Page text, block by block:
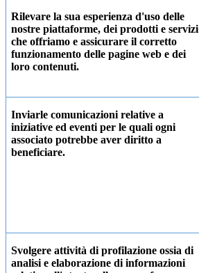
Rilevare la sua esperienza d'uso delle
nostre piattaforme, dei prodotti e servizi
che offriamo e assicurare il corretto
funzionamento delle pagine web e dei
loro contenuti.
Inviarle comunicazioni relative a
iniziative ed eventi per le quali ogni
associato potrebbe aver diritto a
beneficiare.
Svolgere attività di profilazione ossia di
analisi e elaborazione di informazioni